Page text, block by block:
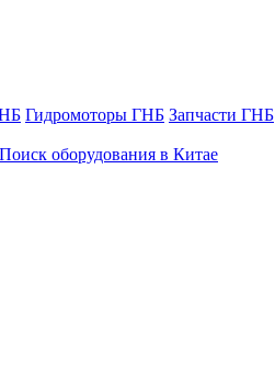
Гидромоторы ГНБ Запчасти ГНБ
Поиск оборудования в Китае